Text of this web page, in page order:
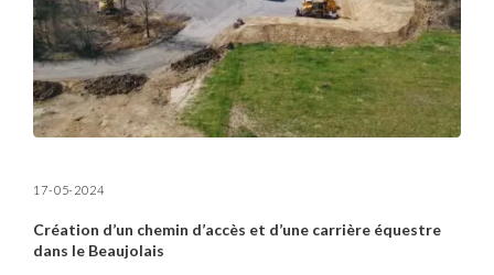
17-05-2024
Création d’un chemin d’accès et d’une carrière équestre
dans le Beaujolais